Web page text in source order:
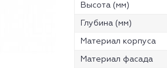
Высота (мм)
Глубина (мм)
Материал корпуса
Материал фасада